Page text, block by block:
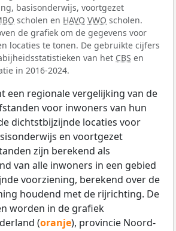
basisonderwijs, voortgezet
scholen en HAVO VWO scholen.
de grafiek om de gegevens voor
locaties te tonen. De gebruikte cijfers
van het CBS en
in 2016-2024.
een regionale vergelijking van de
voor inwoners van hun
dichtstbijzijnde locaties voor
en voortgezet
zijn berekend als
van alle inwoners in een gebied
voorziening, berekend over de
houdend met de rijrichting. De
worden in de grafiek
(oranje), provincie Noord-